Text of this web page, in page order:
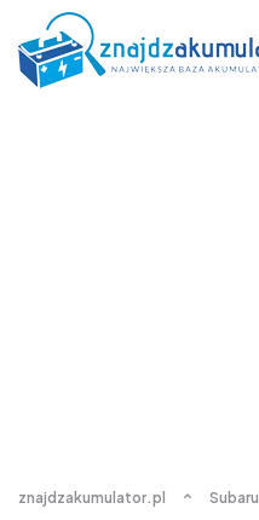
znajdzakumulator.pl Subaru